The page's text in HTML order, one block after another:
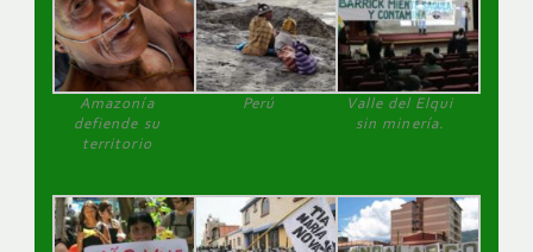
Amazonía
defiende su
territorio
Perú
Valle del Elqui
sin minería.